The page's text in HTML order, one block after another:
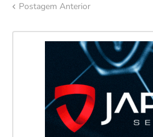
Postagem Anterior